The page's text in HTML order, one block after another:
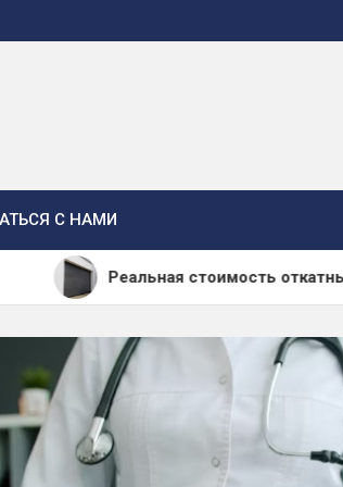
С НАМИ
стоимость откатных ворот: из